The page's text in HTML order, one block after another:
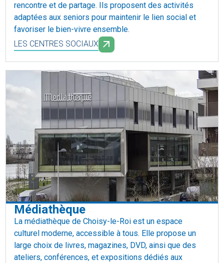
rencontre et de partage. Ils proposent des activités
adaptées aux seniors pour maintenir le lien social et
favoriser le bien-vivre ensemble.
LES CENTRES SOCIAUX
Médiathèque
La médiathèque de Choisy-le-Roi est un espace
culturel moderne, accessible à tous. Elle propose un
large choix de livres, magazines, DVD, ainsi que des
ateliers, conférences, et expositions dédiés aux